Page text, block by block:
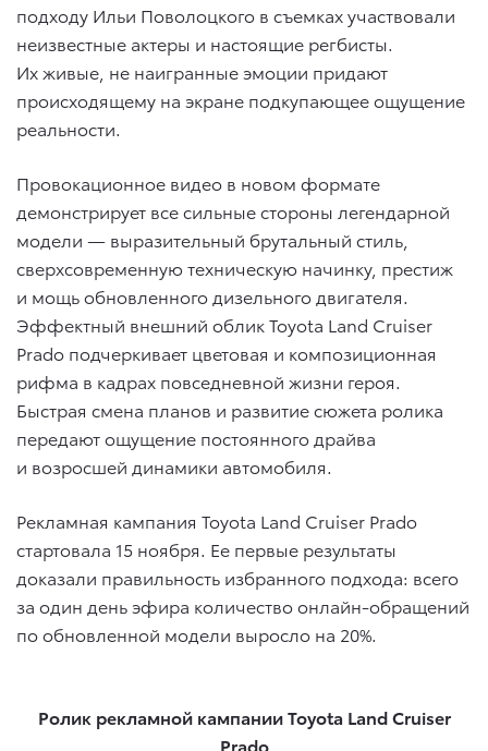
подходу Ильи Поволоцкого в съемках участвовали
неизвестные актеры и настоящие регбисты.
Их живые, не наигранные эмоции придают
происходящему на экране подкупающее ощущение
реальности.
Провокационное видео в новом формате
демонстрирует все сильные стороны легендарной
модели — выразительный брутальный стиль,
сверхсовременную техническую начинку, престиж
и мощь обновленного дизельного двигателя.
Эффектный внешний облик Toyota Land Cruiser
Prado подчеркивает цветовая и композиционная
рифма в кадрах повседневной жизни героя.
Быстрая смена планов и развитие сюжета ролика
передают ощущение постоянного драйва
и возросшей динамики автомобиля.
Рекламная кампания Toyota Land Cruiser Prado
стартовала 15 ноября. Ее первые результаты
доказали правильность избранного подхода: всего
за один день эфира количество онлайн-обращений
по обновленной модели выросло на 20%.
Ролик рекламной кампании Toyota Land Cruiser
Prado